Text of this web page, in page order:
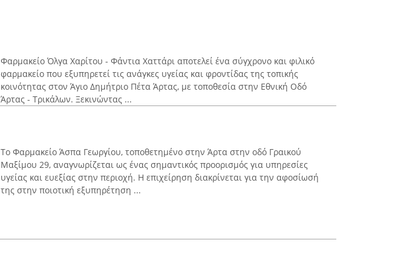
Φαρμακείο Όλγα Χαρίτου - Φάντια Χαττάρι αποτελεί ένα σύγχρονο και φιλικό
φαρμακείο που εξυπηρετεί τις ανάγκες υγείας και φροντίδας της τοπικής
κοινότητας στον Άγιο Δημήτριο Πέτα Άρτας, με τοποθεσία στην Εθνική Οδό
Άρτας - Τρικάλων. Ξεκινώντας ...
Το Φαρμακείο Άσπα Γεωργίου, τοποθετημένο στην Άρτα στην οδό Γραικού
Μαξίμου 29, αναγνωρίζεται ως ένας σημαντικός προορισμός για υπηρεσίες
υγείας και ευεξίας στην περιοχή. Η επιχείρηση διακρίνεται για την αφοσίωσή
της στην ποιοτική εξυπηρέτηση ...